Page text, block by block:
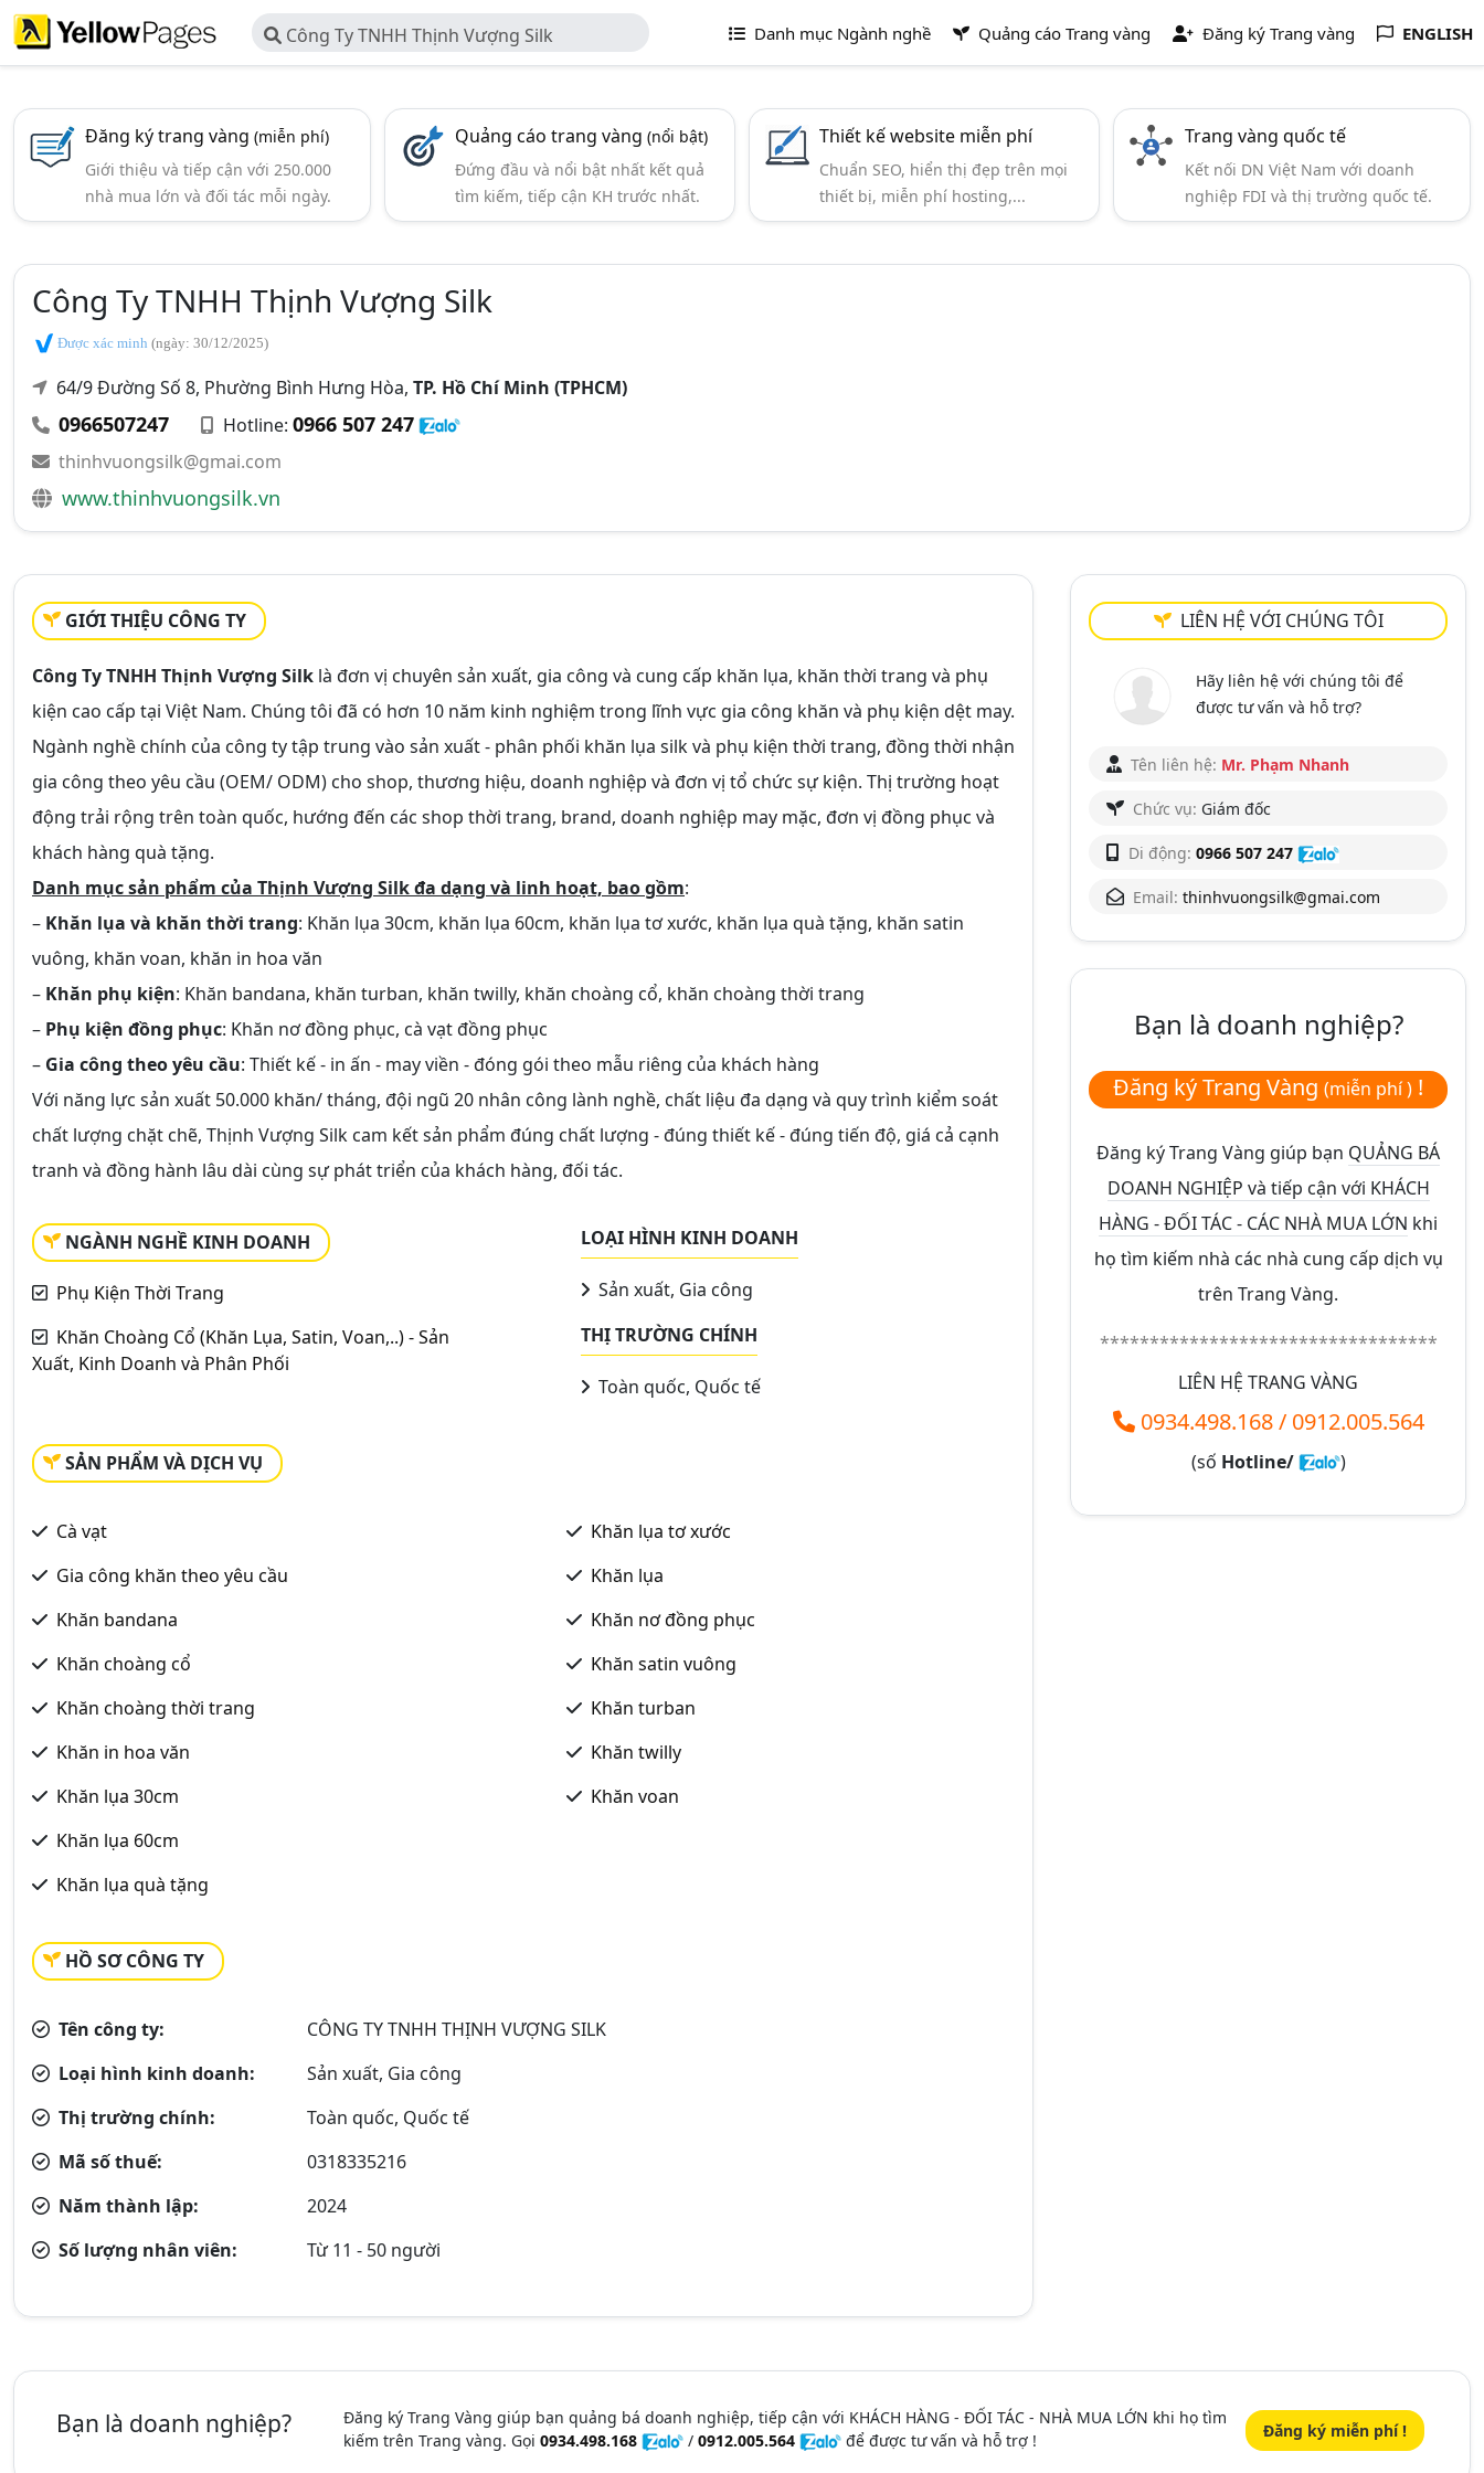
Công Ty TNHH Thịnh Vượng Silk Danh mục Ngành nghề Quảng cáo Trang vàng Đăng ký Trang vàng ENGLISH
Đăng ký trang vàng (miễn phí)
Giới thiệu và tiếp cận với 250.000
nhà mua lớn và đối tác mỗi ngày.
Quảng cáo trang vàng(nổi bật)
Đứng đầu và nổi bật nhất kết quả
tìm kiếm, tiếp cận KH trước nhất.
Thiết kế website miễn phí
Chuẩn SEO, hiển thị đẹp trên mọi
thiết bị, miễn phí hosting,...
Trang vàng quốc tế
Kết nối DN Việt Nam với doanh
nghiệp FDI và thị trường quốc tế.
Công Ty TNHH Thịnh Vượng Silk
Được xác minh (ngày: 30/12/2025)
64/9 Đường Số 8, Phường Bình Hưng Hòa, TP. Hồ Chí Minh (TPHCM)
0966507247 Hotline: 0966 507 247
thinhvuongsilk@gmai.com
www.thinhvuongsilk.vn
GIỚI THIỆU CÔNG TY
Công Ty TNHH Thịnh Vượng Silk là đơn vị chuyên sản xuất, gia công và cung cấp khăn lụa, khăn thời trang và phụ
kiện cao cấp tại Việt Nam. Chúng tôi đã có hơn 10 năm kinh nghiệm trong lĩnh vực gia công khăn và phụ kiện dệt may.
Ngành nghề chính của công ty tập trung vào sản xuất - phân phối khăn lụa silk và phụ kiện thời trang, đồng thời nhận
gia công theo yêu cầu (OEM/ ODM) cho shop, thương hiệu, doanh nghiệp và đơn vị tổ chức sự kiện. Thị trường hoạt
động trải rộng trên toàn quốc, hướng đến các shop thời trang, brand, doanh nghiệp may mặc, đơn vị đồng phục và
khách hàng quà tặng.
Danh mục sản phẩm của Thịnh Vượng Silk đa dạng và linh hoạt, bao gồm:
– Khăn lụa và khăn thời trang: Khăn lụa 30cm, khăn lụa 60cm, khăn lụa tơ xước, khăn lụa quà tặng, khăn satin
vuông, khăn voan, khăn in hoa văn
– Khăn phụ kiện: Khăn bandana, khăn turban, khăn twilly, khăn choàng cổ, khăn choàng thời trang
– Phụ kiện đồng phục: Khăn nơ đồng phục, cà vạt đồng phục
– Gia công theo yêu cầu: Thiết kế - in ấn - may viền - đóng gói theo mẫu riêng của khách hàng
Với năng lực sản xuất 50.000 khăn/ tháng, đội ngũ 20 nhân công lành nghề, chất liệu đa dạng và quy trình kiểm soát
chất lượng chặt chẽ, Thịnh Vượng Silk cam kết sản phẩm đúng chất lượng - đúng thiết kế - đúng tiến độ, giá cả cạnh
tranh và đồng hành lâu dài cùng sự phát triển của khách hàng, đối tác.
NGÀNH NGHỀ KINH DOANH
Phụ Kiện Thời Trang
Khăn Choàng Cổ (Khăn Lụa, Satin, Voan,..) - Sản
Xuất, Kinh Doanh và Phân Phối
LOẠI HÌNH KINH DOANH
Sản xuất, Gia công
THỊ TRƯỜNG CHÍNH
Toàn quốc, Quốc tế
SẢN PHẨM VÀ DỊCH VỤ
Cà vạt
Gia công khăn theo yêu cầu
Khăn bandana
Khăn choàng cổ
Khăn choàng thời trang
Khăn in hoa văn
Khăn lụa 30cm
Khăn lụa 60cm
Khăn lụa quà tặng
Khăn lụa tơ xước
Khăn lụa
Khăn nơ đồng phục
Khăn satin vuông
Khăn turban
Khăn twilly
Khăn voan
HỒ SƠ CÔNG TY
Tên công ty:
CÔNG TY TNHH THỊNH VƯỢNG SILK
Loại hình kinh doanh:
Sản xuất, Gia công
Thị trường chính:
Toàn quốc, Quốc tế
Mã số thuế:
0318335216
Năm thành lập:
2024
Số lượng nhân viên:
Từ 11 - 50 người
LIÊN HỆ VỚI CHÚNG TÔI
Hãy liên hệ với chúng tôi để
được tư vấn và hỗ trợ?
Tên liên hệ: Mr. Phạm Nhanh
Chức vụ: Giám đốc
Di động: 0966 507 247
Email: thinhvuongsilk@gmai.com
Bạn là doanh nghiệp?
Đăng ký Trang Vàng (miễn phí ) !
Đăng ký Trang Vàng giúp bạn QUẢNG BÁ
DOANH NGHIỆP và tiếp cận với KHÁCH
HÀNG - ĐỐI TÁC - CÁC NHÀ MUA LỚN khi
họ tìm kiếm nhà các nhà cung cấp dịch vụ
trên Trang Vàng.
**********************************
LIÊN HỆ TRANG VÀNG
0934.498.168/ 0912.005.564
(số Hotline/ )
Bạn là doanh nghiệp?
Đăng ký Trang Vàng giúp bạn quảng bá doanh nghiệp, tiếp cận với KHÁCH HÀNG - ĐỐI TÁC - NHÀ MUA LỚN khi họ tìm
kiếm trên Trang vàng. Gọi 0934.498.168 / 0912.005.564 để được tư vấn và hỗ trợ ! Đăng ký miễn phí !